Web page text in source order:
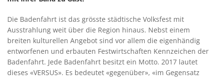
Die Badenfahrt ist das grösste städtische Volksfest mit
Ausstrahlung weit über die Region hinaus. Nebst einem
breiten kulturellen Angebot sind vor allem die eigenhändig
entworfenen und erbauten Festwirtschaften Kennzeichen der
Badenfahrt. Jede Badenfahrt besitzt ein Motto. 2017 lautet
dieses «VERSUS». Es bedeutet «gegenüber», «im Gegensatz